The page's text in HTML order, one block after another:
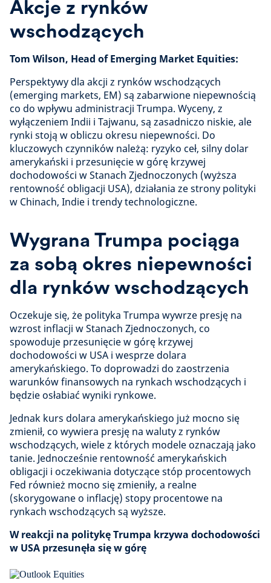
Akcje z rynków
wschodzących
Tom Wilson, Head of Emerging Market Equities:
Perspektywy dla akcji z rynków wschodzących
(emerging markets, EM) są zabarwione niepewnością
co do wpływu administracji Trumpa. Wyceny, z
wyłączeniem Indii i Tajwanu, są zasadniczo niskie, ale
rynki stoją w obliczu okresu niepewności. Do
kluczowych czynników należą: ryzyko ceł, silny dolar
amerykański i przesunięcie w górę krzywej
dochodowości w Stanach Zjednoczonych (wyższa
rentowność obligacji USA), działania ze strony polityki
w Chinach, Indie i trendy technologiczne.
Wygrana Trumpa pociąga
za sobą okres niepewności
dla rynków wschodzących
Oczekuje się, że polityka Trumpa wywrze presję na
wzrost inflacji w Stanach Zjednoczonych, co
spowoduje przesunięcie w górę krzywej
dochodowości w USA i wesprze dolara
amerykańskiego. To doprowadzi do zaostrzenia
warunków finansowych na rynkach wschodzących i
będzie osłabiać wyniki rynkowe.
Jednak kurs dolara amerykańskiego już mocno się
zmienił, co wywiera presję na waluty z rynków
wschodzących, wiele z których modele oznaczają jako
tanie. Jednocześnie rentowność amerykańskich
obligacji i oczekiwania dotyczące stóp procentowych
Fed również mocno się zmieniły, a realne
(skorygowane o inflację) stopy procentowe na
rynkach wschodzących są wyższe.
W reakcji na politykę Trumpa krzywa dochodowości
w USA przesunęła się w górę